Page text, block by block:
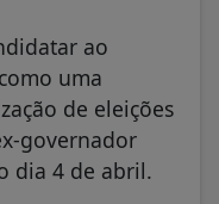
ao
uma
de eleições
governador
dia 4 de abril.